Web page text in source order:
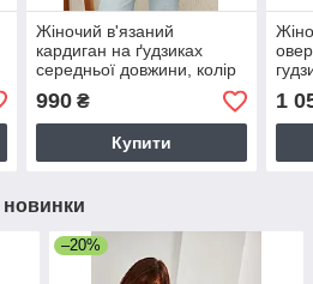
Жіночий в'язаний
кардиган на ґудзиках
середньої довжини, колір
джинс. Модель 230
990₴
Купити
1
новинки
–20%